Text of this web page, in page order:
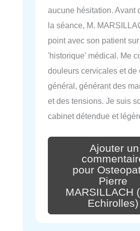
aucune hésitation. Avant
la séance, M.
point avec son patient
'historique' médical. Me
douleurs cervicales et de
général, générant des
et des tensions. Je suis
cabinet détendue et
Ajouter un
pour
Pierre
MARSILLACH
Echirolles)